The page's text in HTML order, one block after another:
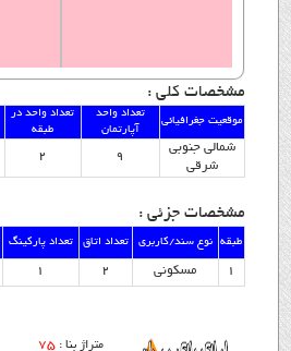
مشخصات کلی :
موقعیت جغرافیائی
تعداد واحد
آپارتمان
تعداد واحد در
طبقه
شمالی جنوبی
شرقی
9
2
مشخصات جزئی :
طبقه نوع سند/کاربری تعداد اتاق تعداد پارکینگ
1 مسکونی 2
1
متراژ بنا :75